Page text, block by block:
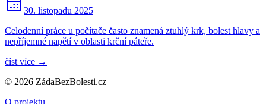
30. listopadu 2025
Celodenní práce u počítače často znamená ztuhlý krk, bolest hlavy a
nepříjemné napětí v oblasti krční páteře.
číst více →
© 2026 ZádaBezBolesti.cz
O projektu